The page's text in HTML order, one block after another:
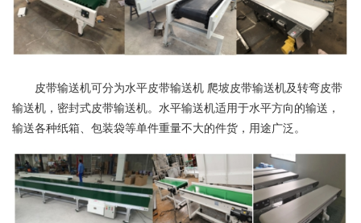
皮带输送机可分为水平皮带输送机 爬坡皮带输送机及转弯皮带
输送机，密封式皮带输送机。水平输送机适用于水平方向的输送，
输送各种纸箱、包装袋等单件重量不大的件货，用途广泛。